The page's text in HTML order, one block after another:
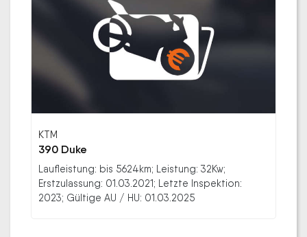
KTM
390 Duke
Laufleistung: bis 5624km; Leistung: 32Kw;
Erstzulassung: 01.03.2021; Letzte Inspektion:
2023; Gültige AU / HU: 01.03.2025